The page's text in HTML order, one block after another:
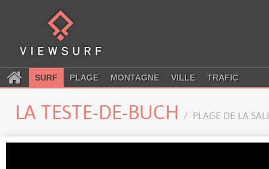
SURF PLAGE MONTAGNE VILLE TRAFIC
LA TESTE-DE-BUCH PLAGE DE LA